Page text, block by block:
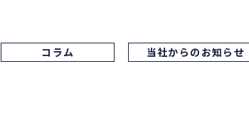
コラム 当社からのお知らせ